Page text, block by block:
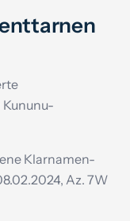
Klarnamen-
Az. 7W